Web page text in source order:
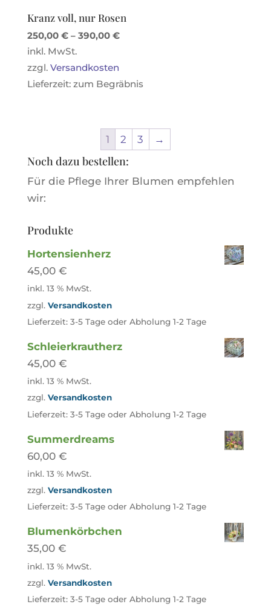
Kranz voll, nur Rosen
250,00 €– 390,00 €
inkl. MwSt.
zzgl. Versandkosten
Lieferzeit: zum Begräbnis
1 2 3 →
Noch dazu bestellen:
Für die Pflege Ihrer Blumen empfehlen
wir:
Produkte
Hortensienherz
45,00 €
inkl. 13 % MwSt.
zzgl. Versandkosten
Lieferzeit: 3-5 Tage oder Abholung 1-2 Tage
Schleierkrautherz
45,00 €
inkl. 13 % MwSt.
zzgl. Versandkosten
Lieferzeit: 3-5 Tage oder Abholung 1-2 Tage
Summerdreams
60,00 €
inkl. 13 % MwSt.
zzgl. Versandkosten
Lieferzeit: 3-5 Tage oder Abholung 1-2 Tage
Blumenkörbchen
35,00 €
inkl. 13 % MwSt.
zzgl. Versandkosten
Lieferzeit: 3-5 Tage oder Abholung 1-2 Tage